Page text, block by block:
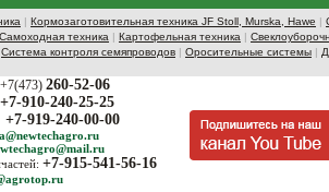
| Кормозаготовительная техника JF Stoll, Murska, Hawe |
Самоходная техника | Картофельная техника |
Система контроля семяпроводов | Оросительные системы |
+7(473) 260-52-06
+7-910-240-25-25
+7-919-240-00-00
+7-915-541-56-16